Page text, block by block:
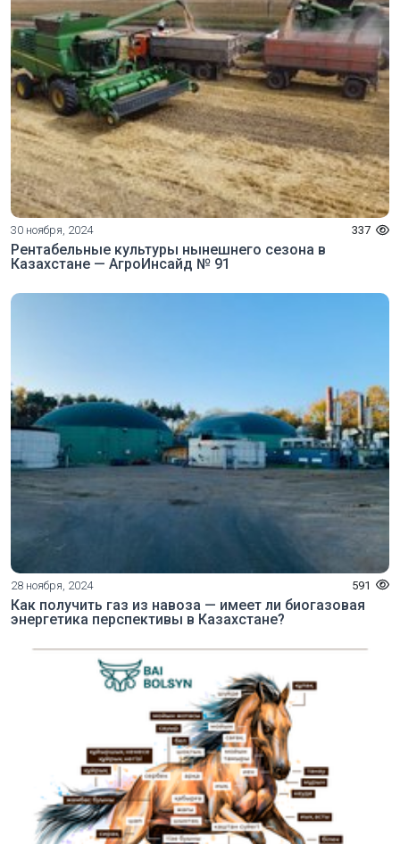
30 ноября, 2024 337
Рентабельные культуры нынешнего сезона в
Казахстане — АгроИнсайд № 91
28 ноября, 2024 591
Как получить газ из навоза — имеет ли биогазовая
энергетика перспективы в Казахстане?